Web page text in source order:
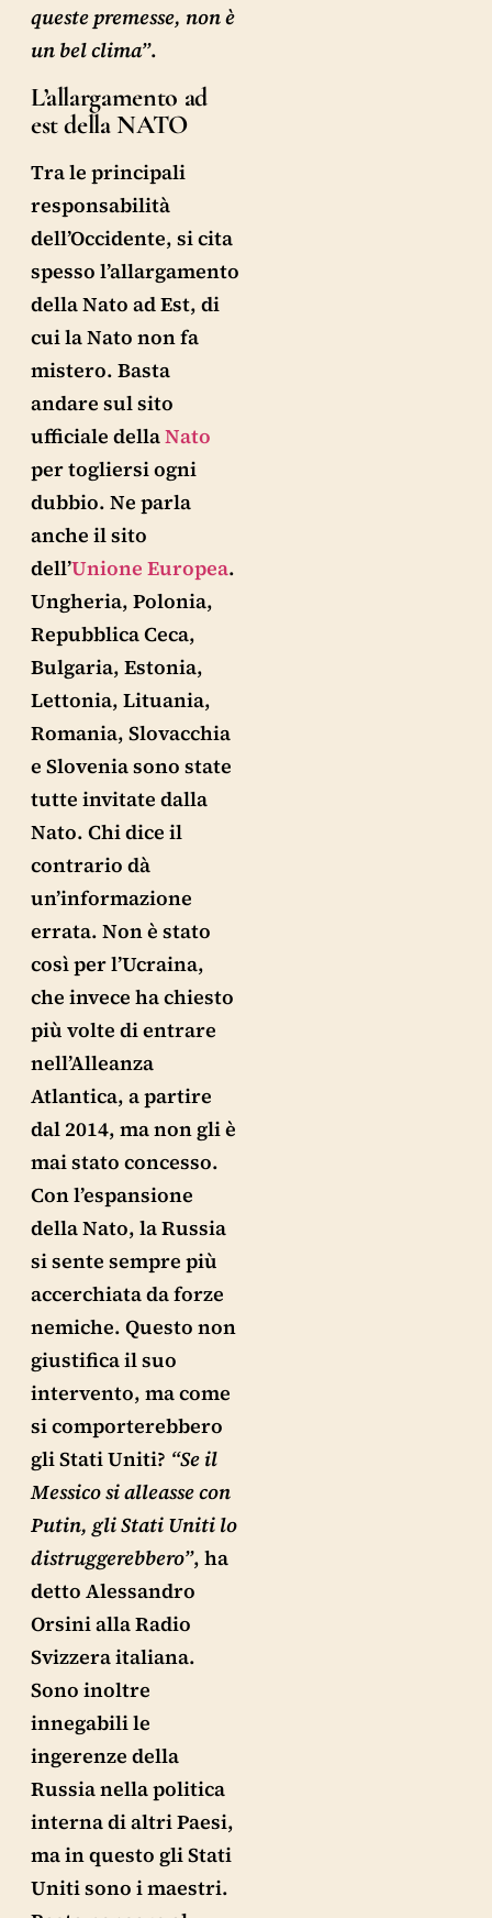
queste premesse, non è
un bel clima”.
L’allargamento ad
est della NATO
Tra le principali
responsabilità
dell’Occidente, si cita
spesso l’allargamento
della Nato ad Est, di
cui la Nato non fa
mistero. Basta
andare sul sito
ufficiale dellaNato
per togliersi ogni
dubbio. Ne parla
anche il sito
dell’Unione Europea.
Ungheria, Polonia,
Repubblica Ceca,
Bulgaria, Estonia,
Lettonia, Lituania,
Romania, Slovacchia
e Slovenia sono state
tutte invitate dalla
Nato. Chi dice il
contrario dà
un’informazione
errata. Non è stato
così per l’Ucraina,
che invece ha chiesto
più volte di entrare
nell’Alleanza
Atlantica, a partire
dal 2014, ma non gli è
mai stato concesso.
Con l’espansione
della Nato, la Russia
si sente sempre più
accerchiata da forze
nemiche. Questo non
giustifica il suo
intervento, ma come
si comporterebbero
gli Stati Uniti? “Se il
Messico si alleasse con
Putin, gli Stati Uniti lo
distruggerebbero”, ha
detto Alessandro
Orsini alla Radio
Svizzera italiana.
Sono inoltre
innegabili le
ingerenze della
Russia nella politica
interna di altri Paesi,
ma in questo gli Stati
Uniti sono i maestri.